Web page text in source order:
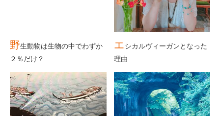
野生動物は生物の中でわずか
２％だけ？
エシカルヴィーガンとなった
理由